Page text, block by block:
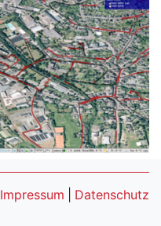
Impressum Datenschutz